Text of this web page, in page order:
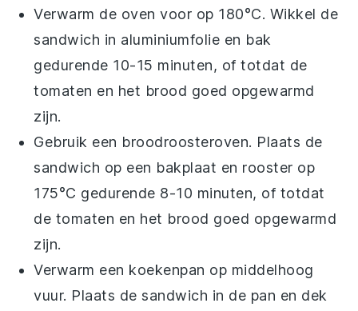
Verwarm de oven voor op 180°C. Wikkel de
sandwich in aluminiumfolie en bak
gedurende 10-15 minuten, of totdat de
tomaten en het brood goed opgewarmd
zijn.
Gebruik een broodroosteroven. Plaats de
sandwich op een bakplaat en rooster op
175°C gedurende 8-10 minuten, of totdat
de tomaten en het brood goed opgewarmd
zijn.
Verwarm een koekenpan op middelhoog
vuur. Plaats desandwich in de pan en dek